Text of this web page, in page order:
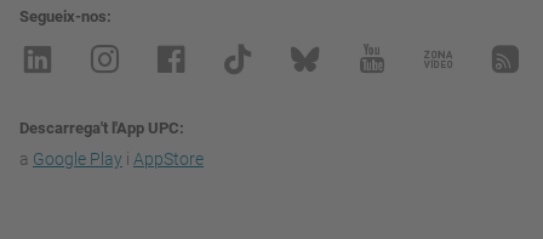
Segueix-nos
Descarrega't l'App UPC
a Google Play i AppStore